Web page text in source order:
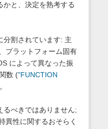
かと、決定を熟考する
分割されています: 主
プラットフォーム固有
によって異なった振
数 ("FUNCTION
るべきではありません;
異性に関するおそらく